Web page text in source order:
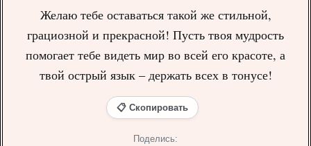
Желаю тебе оставаться такой же стильной,
грациозной и прекрасной! Пусть твоя мудрость
помогает тебе видеть мир во всей его красоте, а
твой острый язык – держать всех в тонусе!
📋 Скопировать
Поделись: